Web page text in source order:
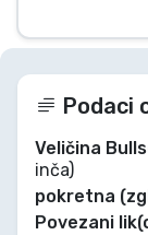
Podaci
Veličina
inča)
pokretna
Povezani